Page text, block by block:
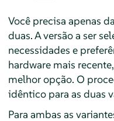
Você precisa apenas
duas. A versão a ser
necessidades e
hardware mais
melhor opção. O
idêntico para as duas
Para ambas as